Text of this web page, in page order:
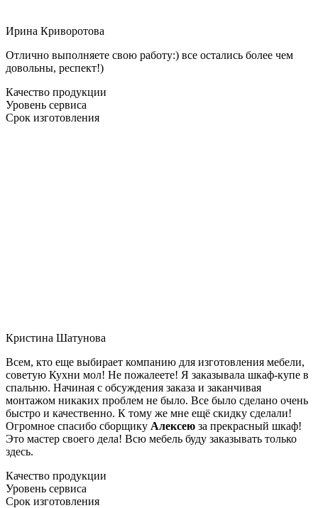
Ирина Криворотова
Отлично выполняете свою работу:) все остались более чем
довольны, респект!)
Качество продукции
Уровень сервиса
Срок изготовления
Кристина Шатунова
Всем, кто еще выбирает компанию для изготовления мебели,
советую Кухни мол! Не пожалеете! Я заказывала шкаф-купе в
спальню. Начиная с обсуждения заказа и заканчивая
монтажом никаких проблем не было. Все было сделано очень
быстро и качественно. К тому же мне ещё скидку сделали!
Огромное спасибо сборщику Алексею за прекрасный шкаф!
Это мастер своего дела! Всю мебель буду заказывать только
здесь.
Качество продукции
Уровень сервиса
Срок изготовления